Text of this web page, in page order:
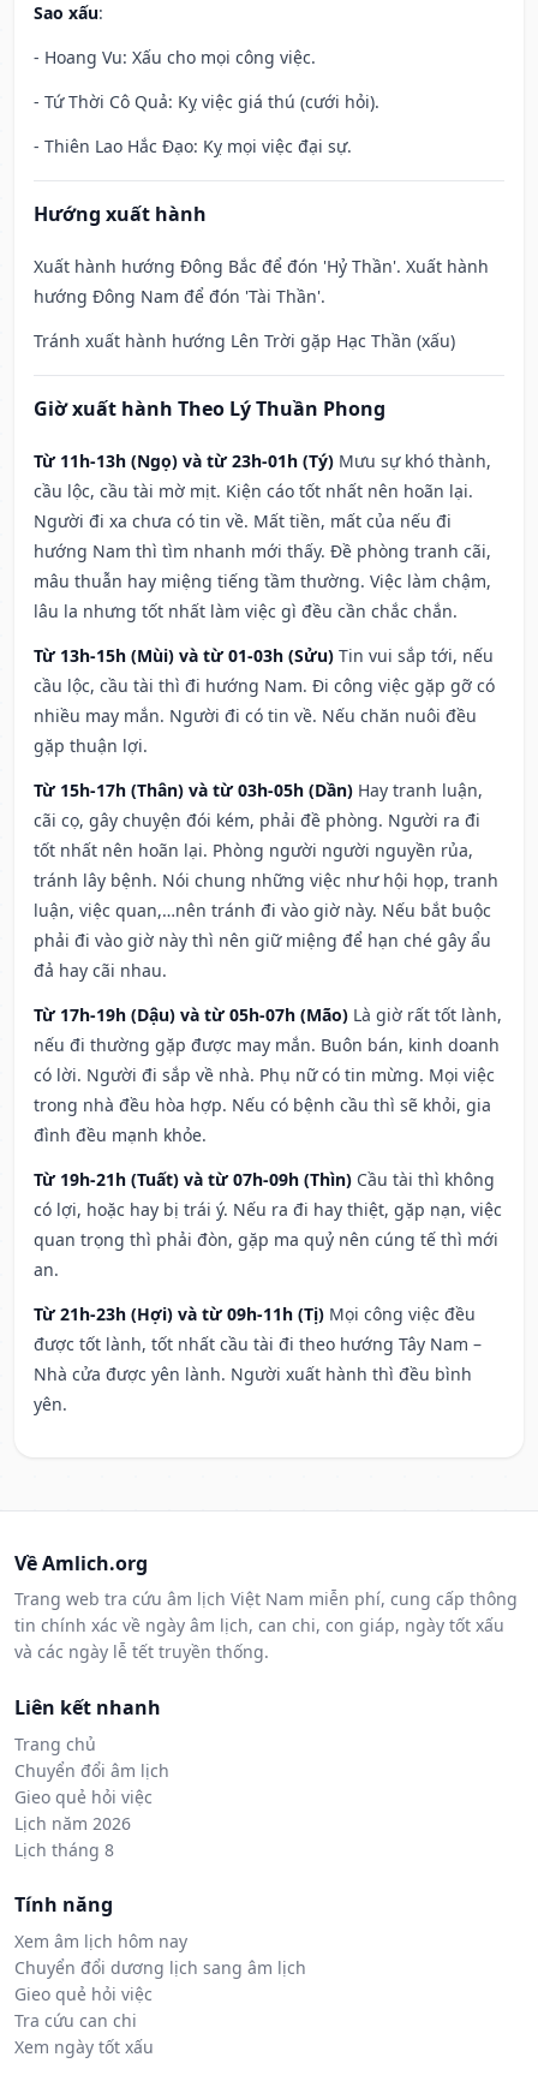
Sao xấu:
- Hoang Vu: Xấu cho mọi công việc.
- Tứ Thời Cô Quả: Kỵ việc giá thú (cưới hỏi).
- Thiên Lao Hắc Đạo: Kỵ mọi việc đại sự.
Hướng xuất hành
Xuất hành hướng Đông Bắc để đón 'Hỷ Thần'. Xuất hành
hướng Đông Nam để đón 'Tài Thần'.
Tránh xuất hành hướng Lên Trời gặp Hạc Thần (xấu)
Giờ xuất hành Theo Lý Thuần Phong
Từ 11h-13h (Ngọ) và từ 23h-01h (Tý) Mưu sự khó thành,
cầu lộc, cầu tài mờ mịt. Kiện cáo tốt nhất nên hoãn lại.
Người đi xa chưa có tin về. Mất tiền, mất của nếu đi
hướng Nam thì tìm nhanh mới thấy. Đề phòng tranh cãi,
mâu thuẫn hay miệng tiếng tầm thường. Việc làm chậm,
lâu la nhưng tốt nhất làm việc gì đều cần chắc chắn.
Từ 13h-15h (Mùi) và từ 01-03h (Sửu) Tin vui sắp tới, nếu
cầu lộc, cầu tài thì đi hướng Nam. Đi công việc gặp gỡ có
nhiều may mắn. Người đi có tin về. Nếu chăn nuôi đều
gặp thuận lợi.
Từ 15h-17h (Thân) và từ 03h-05h (Dần) Hay tranh luận,
cãi cọ, gây chuyện đói kém, phải đề phòng. Người ra đi
tốt nhất nên hoãn lại. Phòng người người nguyền rủa,
tránh lây bệnh. Nói chung những việc như hội họp, tranh
luận, việc quan,…nên tránh đi vào giờ này. Nếu bắt buộc
phải đi vào giờ này thì nên giữ miệng để hạn ché gây ẩu
đả hay cãi nhau.
Từ 17h-19h (Dậu) và từ 05h-07h (Mão) Là giờ rất tốt lành,
nếu đi thường gặp được may mắn. Buôn bán, kinh doanh
có lời. Người đi sắp về nhà. Phụ nữ có tin mừng. Mọi việc
trong nhà đều hòa hợp. Nếu có bệnh cầu thì sẽ khỏi, gia
đình đều mạnh khỏe.
Từ 19h-21h (Tuất) và từ 07h-09h (Thìn) Cầu tài thì không
có lợi, hoặc hay bị trái ý. Nếu ra đi hay thiệt, gặp nạn, việc
quan trọng thì phải đòn, gặp ma quỷ nên cúng tế thì mới
an.
Từ 21h-23h (Hợi) và từ 09h-11h (Tị) Mọi công việc đều
được tốt lành, tốt nhất cầu tài đi theo hướng Tây Nam –
Nhà cửa được yên lành. Người xuất hành thì đều bình
yên.
Về Amlich.org
Trang web tra cứu âm lịch Việt Nam miễn phí, cung cấp thông
tin chính xác về ngày âm lịch, can chi, con giáp, ngày tốt xấu
và các ngày lễ tết truyền thống.
Liên kết nhanh
Trang chủ
Chuyển đổi âm lịch
Gieo quẻ hỏi việc
Lịch năm 2026
Lịch tháng 8
Tính năng
Xem âm lịch hôm nay
Chuyển đổi dương lịch sang âm lịch
Gieo quẻ hỏi việc
Tra cứu can chi
Xem ngày tốt xấu